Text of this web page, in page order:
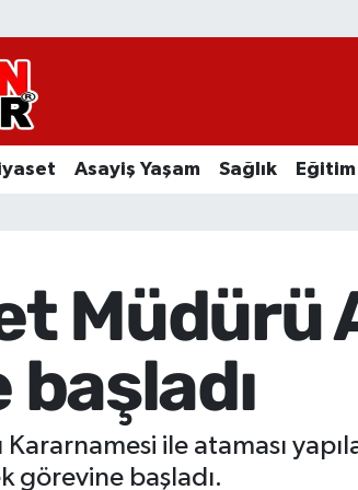
Asayiş Yaşam Sağlık Eğitim
Müdürü
Kararnamesi ile ataması
görevine başladı.